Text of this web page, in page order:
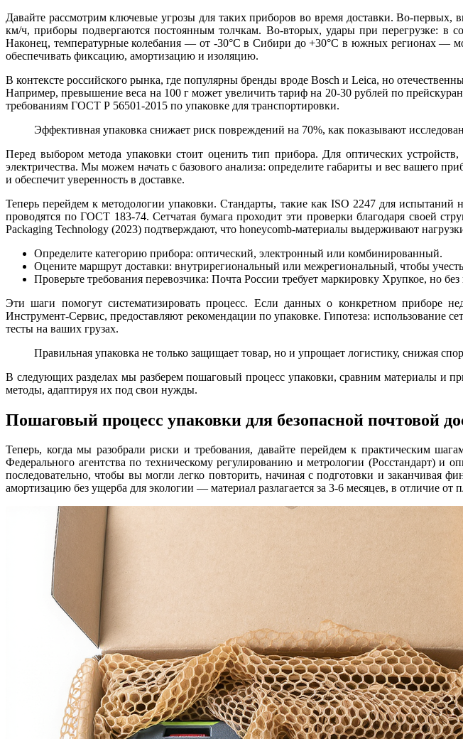
Давайте рассмотрим ключевые угрозы для таких приборов во время доставки. Во-первых,
км/ч, приборы подвергаются постоянным толчкам. Во-вторых, удары при перегрузке:
Наконец, температурные колебания — от -30°C в Сибири до +30°C в южных регионах —
обеспечивать фиксацию, амортизацию и изоляцию.
В контексте российского рынка, где популярны бренды вроде Bosch и Leica, но
Например, превышение веса на 100 г может увеличить тариф на 20-30 рублей по
требованиям ГОСТ Р 56501-2015 по упаковке для транспортировки.
Эффективная упаковка снижает риск повреждений на 70%, как показывают
Перед выбором метода упаковки стоит оценить тип прибора. Для оптических
электричества. Мы можем начать с базового анализа: определите габариты и вес вашего
и обеспечит уверенность в доставке.
Теперь перейдем к методологии упаковки. Стандарты, такие как ISO 2247 для
проводятся по ГОСТ 183-74. Сетчатая бумага проходит эти проверки благодаря своей
Packaging Technology (2023) подтверждают, что honeycomb-материалы выдерживают
Определите категорию прибора: оптический, электронный или комбинированный.
Оцените маршрут доставки: внутрирегиональный или межрегиональный, чтобы
Проверьте требования перевозчика: Почта России требует маркировку Хрупкое, но
Эти шаги помогут систематизировать процесс. Если данных о конкретном приборе
Инструмент-Сервис, предоставляют рекомендации по упаковке. Гипотеза: использование
тесты на ваших грузах.
Правильная упаковка не только защищает товар, но и упрощает логистику, снижая
В следующих разделах мы разберем пошаговый процесс упаковки, сравним материалы и
методы, адаптируя их под свои нужды.
Пошаговый процесс упаковки для безопасной почтовой
Теперь, когда мы разобрали риски и требования, давайте перейдем к практическим
Федерального агентства по техническому регулированию и метрологии (Росстандарт)
последовательно, чтобы вы могли легко повторить, начиная с подготовки и заканчивая
амортизацию без ущерба для экологии — материал разлагается за 3-6 месяцев, в отличие от